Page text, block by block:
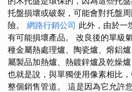
托盤損壞或破裂，可能會對托盤
險。 網路行銷公司 此外，由於一
有可能損壞產品。 改良後的單級
種金屬熱處理爐、陶瓷爐、熔鋁
屬製品加熱爐、熱鍍鋅爐及乾燥爐
也就是說，與單獨使用像素相比
整個銷售管道。 這是因為它允許